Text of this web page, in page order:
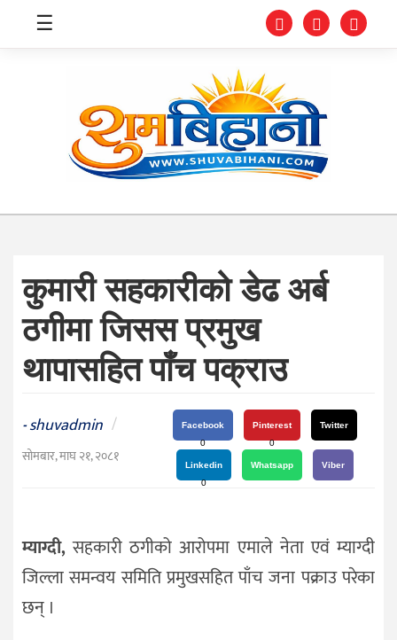
स्वास्थ्य
संघीय
प्रविधि
जीवनशैली
दर्शन
/
संस्कृति
राजनीति
☰
कुमारी सहकारीको डेढ अर्ब
ठगीमा जिसस प्रमुख
थापासहित पाँच पक्राउ
-shuvadmin /
सोमबार, माघ २१, २०८१
Facebook
0
Pinterest
0
Twitter
Linkedin
0
Whatsapp Viber
म्याग्दी, सहकारी ठगीको आरोपमा एमाले नेता एवं म्याग्दी
जिल्ला समन्वय समिति प्रमुखसहित पाँच जना पक्राउ परेका
छन् ।